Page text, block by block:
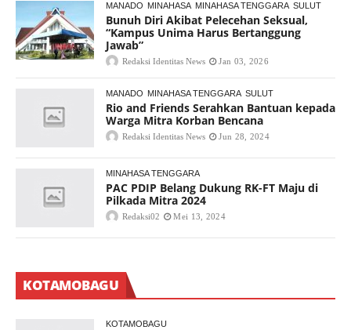
MANADO MINAHASA MINAHASA TENGGARA SULUT
Bunuh Diri Akibat Pelecehan Seksual,
“Kampus Unima Harus Bertanggung
Jawab”
Redaksi Identitas News Jan 03, 2026
MANADO MINAHASA TENGGARA SULUT
Rio and Friends Serahkan Bantuan kepada
Warga Mitra Korban Bencana
Redaksi Identitas News Jun 28, 2024
MINAHASA TENGGARA
PAC PDIP Belang Dukung RK-FT Maju di
Pilkada Mitra 2024
Redaksi02 Mei 13, 2024
KOTAMOBAGU
KOTAMOBAGU